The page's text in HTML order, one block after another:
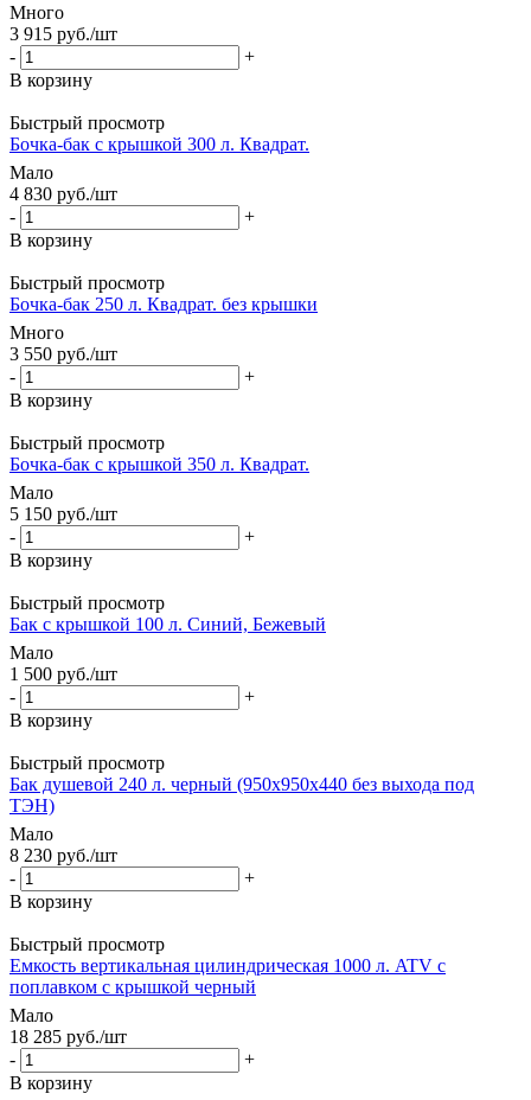
Много
3 915 руб./шт
-
+
В корзину
Быстрый просмотр
Бочка-бак с крышкой 300 л. Квадрат.
Мало
4 830 руб./шт
-
+
В корзину
Быстрый просмотр
Бочка-бак 250 л. Квадрат. без крышки
Много
3 550 руб./шт
-
+
В корзину
Быстрый просмотр
Бочка-бак с крышкой 350 л. Квадрат.
Мало
5 150 руб./шт
-
+
В корзину
Быстрый просмотр
Бак с крышкой 100 л. Синий, Бежевый
Мало
1 500 руб./шт
-
+
В корзину
Быстрый просмотр
Бак душевой 240 л. черный (950х950х440 без выхода под
ТЭН)
Мало
8 230 руб./шт
-
+
В корзину
Быстрый просмотр
Емкость вертикальная цилиндрическая 1000 л. ATV с
поплавком с крышкой черный
Мало
18 285 руб./шт
-
+
В корзину